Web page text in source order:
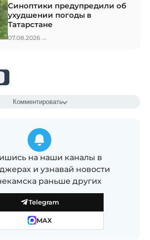
Синоптики предупредили об
ухудшении погоды в
Татарстане
07.08.2026 →
Комментировать
на наши каналы в
и узнавай новости
раньше других
Telegram
MAX